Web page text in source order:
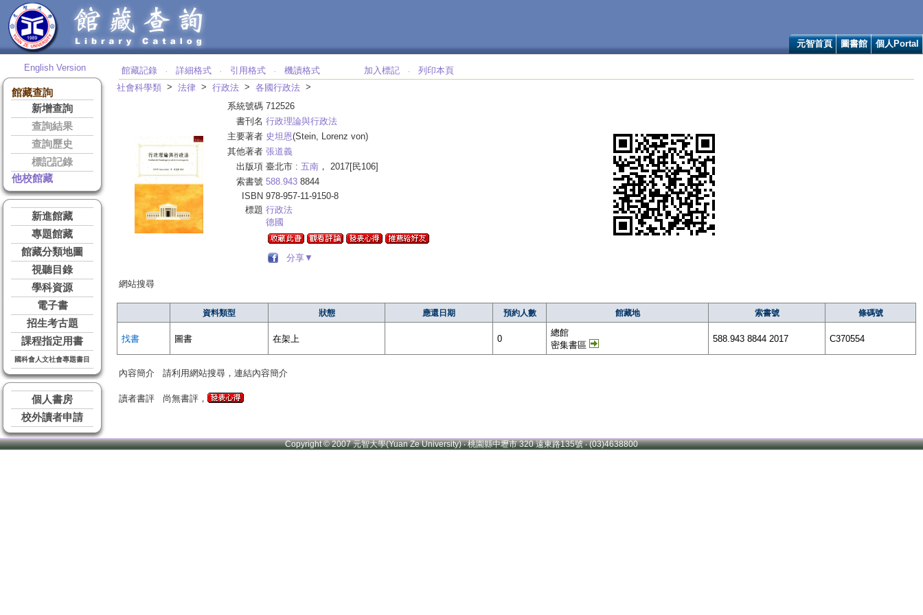
元智首頁 圖書館 個人Portal
English Version
館藏查詢
新增查詢
查詢結果
查詢歷史
標記記錄
他校館藏
新進館藏
專題館藏
館藏分類地圖
視聽目錄
學科資源
電子書
招生考古題
課程指定用書
國科會人文社會專題書目
個人書房
校外讀者申請
館藏記錄 ‧ 詳細格式 ‧ 引用格式 ‧ 機讀格式 加入標記 ‧
列印本頁
社會科學類 > 法律 > 行政法 > 各國行政法 >
系統號碼 712526
書刊名 行政理論與行政法
主要著者 史坦恩(Stein, Lorenz von)
其他著者 張道義
出版項 臺北市 : 五南 ， 2017[民106]
索書號 588.943 8844
ISBN 978-957-11-9150-8
標題 行政法
德國
分享▼
網站搜尋
資料類型 狀態 應還日期 預約人數 館藏地 索書號 條碼號
找書 圖書 在架上 0
總館
密集書區
588.943 8844 2017 C370554
內容簡介 請利用網站搜尋，連結內容簡介
讀者書評 尚無書評，
Copyright © 2007 元智大學(Yuan Ze University) ‧ 桃園縣中壢市 320 遠東路135號 ‧ (03)4638800